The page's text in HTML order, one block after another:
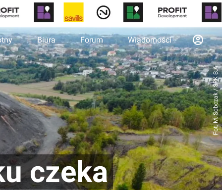
Biura Forum Wiadomości
Fot. M. Sobczak / SRK S.A.
czeka